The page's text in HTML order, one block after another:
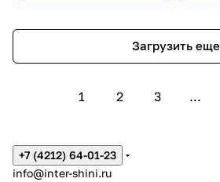
Загрузить еще
1 2 3 ...
+7 (4212) 64-01-23
info@inter-shini.ru